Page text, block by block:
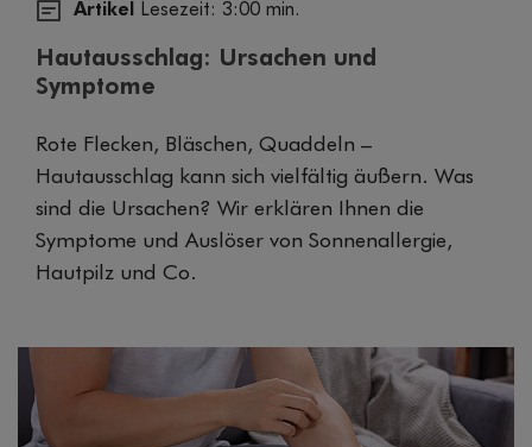
Artikel Lesezeit: 3:00 min.
Hautausschlag: Ursachen und
Symptome
Rote Flecken, Bläschen, Quaddeln –
Hautausschlag kann sich vielfältig äußern. Was
sind die Ursachen? Wir erklären Ihnen die
Symptome und Auslöser von Sonnenallergie,
Hautpilz und Co.